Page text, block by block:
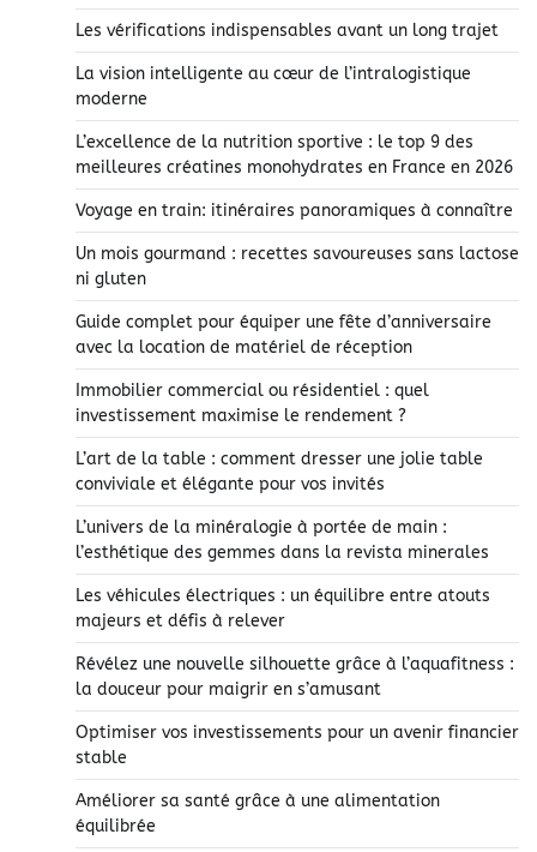
Les vérifications indispensables avant un long trajet
La vision intelligente au cœur de l’intralogistique
moderne
L’excellence de la nutrition sportive : le top 9 des
meilleures créatines monohydrates en France en 2026
Voyage en train: itinéraires panoramiques à connaître
Un mois gourmand : recettes savoureuses sans lactose
ni gluten
Guide complet pour équiper une fête d’anniversaire
avec la location de matériel de réception
Immobilier commercial ou résidentiel : quel
investissement maximise le rendement ?
L’art de la table : comment dresser une jolie table
conviviale et élégante pour vos invités
L’univers de la minéralogie à portée de main :
l’esthétique des gemmes dans la revista minerales
Les véhicules électriques : un équilibre entre atouts
majeurs et défis à relever
Révélez une nouvelle silhouette grâce à l’aquafitness :
la douceur pour maigrir en s’amusant
Optimiser vos investissements pour un avenir financier
stable
Améliorer sa santé grâce à une alimentation
équilibrée